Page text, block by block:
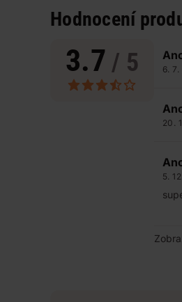
Hodnocení
3.7 / 5 6.
20.
5.